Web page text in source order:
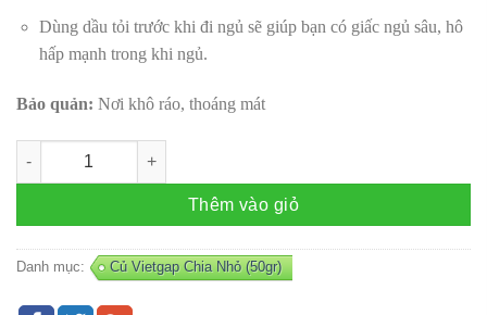
Dùng dầu tỏi trước khi đi ngủ sẽ giúp bạn có giấc ngủ sâu, hô
hấp mạnh trong khi ngủ.
Bảo quản: Nơi khô ráo, thoáng mát
Tỏi tía Bắc (củ) số lượng
Thêm vào giỏ
Danh mục: Củ Vietgap Chia Nhỏ (50gr)